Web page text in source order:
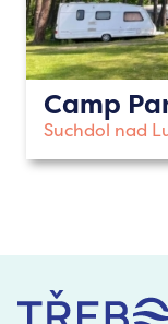
Camp
Suchdol nad